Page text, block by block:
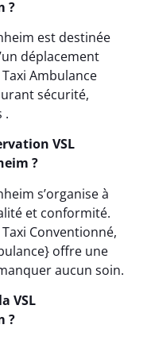
?
est destinée
déplacement
Ambulance
sécurité,
.
VSL
?
s’organise à
et conformité.
Conventionné,
offre une
aucun soin.
VSL
?